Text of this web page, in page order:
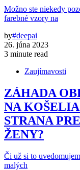
Možno ste niekedy
farebné vzory na
by#deepai
26. júna 2023
3 minute read
Zaujímavosti
ZÁHADA
NA
STRANA
ŽENY?
Či už si to
malých